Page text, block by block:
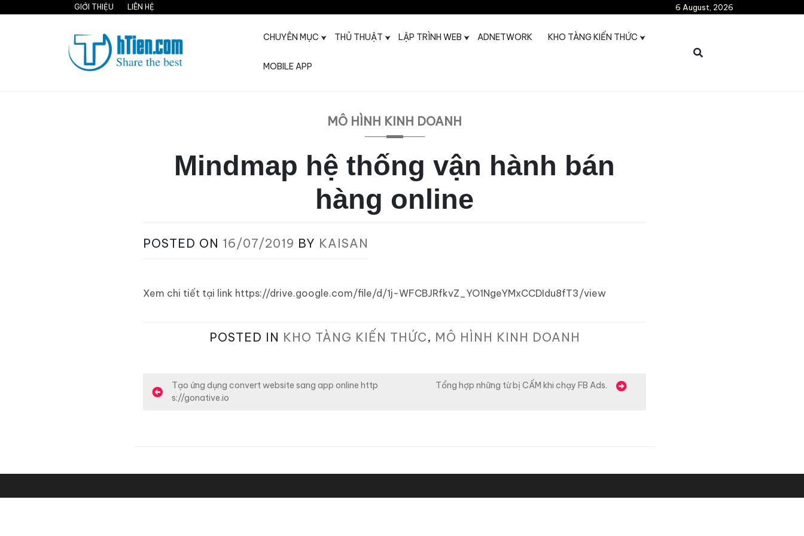
GIỚI THIỆU LIÊN HỆ 6 August, 2026
CHUYÊN MỤC THỦ THUẬT LẬP TRÌNH WEB ADNETWORK KHO TÀNG KIẾN THỨC
MOBILE APP
MÔ HÌNH KINH DOANH
Mindmap hệ thống vận hành bán
hàng online
POSTED ON 16/07/2019 BY KAISAN
Xem chi tiết tại link https://drive.google.com/file/d/1j-WFCBJRfkvZ_YO1NgeYMxCCDIdu8fT3/view
POSTED IN KHO TÀNG KIẾN THỨC, MÔ HÌNH KINH DOANH
Đ
h
ư
Tạo ứng dụng convert website sang app online http
s://gonative.io
Tổng hợp những từ bị CẤM khi chạy FB Ads.